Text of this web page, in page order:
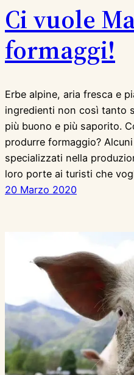
Ci vuole
formaggi!
Erbe alpine, aria fresca e
ingredienti non così tanto
più buono e più saporito.
produrre formaggio?
specializzati nella
loro porte ai turisti che
20 Marzo 2020